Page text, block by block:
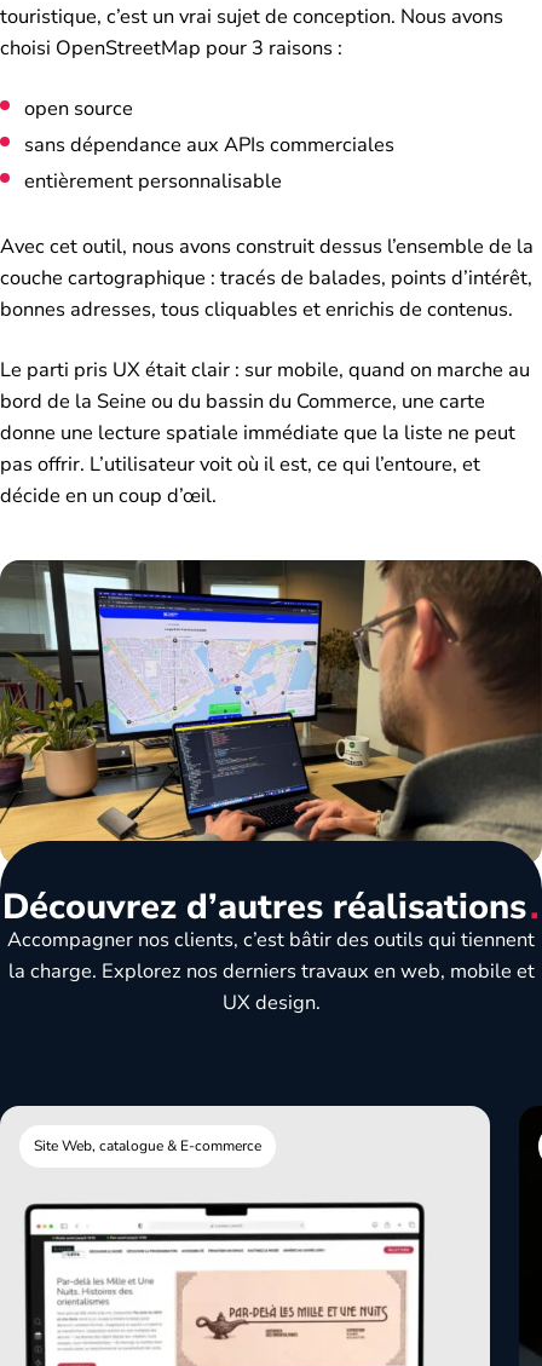
touristique, c’est un vrai sujet de conception. Nous avons
choisi OpenStreetMap pour 3 raisons :
open source
sans dépendance aux APIs commerciales
entièrement personnalisable
Avec cet outil, nous avons construit dessus l’ensemble de la
couche cartographique : tracés de balades, points d’intérêt,
bonnes adresses, tous cliquables et enrichis de contenus.
Le parti pris UX était clair : sur mobile, quand on marche au
bord de la Seine ou du bassin du Commerce, une carte
donne une lecture spatiale immédiate que la liste ne peut
pas offrir. L’utilisateur voit où il est, ce qui l’entoure, et
décide en un coup d’œil.
Découvrez d’autres réalisations
Accompagner nos clients, c’est bâtir des outils qui tiennent
la charge. Explorez nos derniers travaux en web, mobile et
UX design.
Site Web, catalogue & E-commerce
Un site institutionnel au service de la culture, Yoozly